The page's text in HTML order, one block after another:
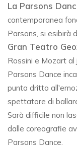
La Parsons
contemporanea
Parsons, si esibirà
Gran Teatro
Rossini e Mozart
Parsons Dance
punta dritto
spettatore di
Sarà difficile non
dalle coreografie
Parsons Dance.